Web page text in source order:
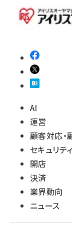
AI
運営
顧客対応・
セキュリティ
開店
決済
業界動向
ニュース